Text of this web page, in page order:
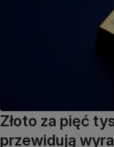
Złoto za pięć
przewidują